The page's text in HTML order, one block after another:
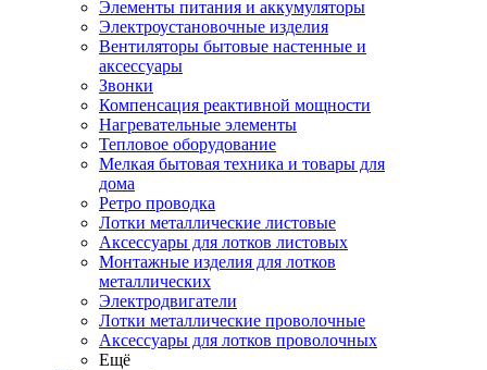
Элементы питания и аккумуляторы
Электроустановочные изделия
Вентиляторы бытовые настенные и
аксессуары
Звонки
Компенсация реактивной мощности
Нагревательные элементы
Тепловое оборудование
Мелкая бытовая техника и товары для
дома
Ретро проводка
Лотки металлические листовые
Аксессуары для лотков листовых
Монтажные изделия для лотков
металлических
Электродвигатели
Лотки металлические проволочные
Аксессуары для лотков проволочных
Ещё